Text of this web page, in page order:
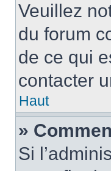
Veuillez
du forum
de ce qui
contacter
Haut
»
Si